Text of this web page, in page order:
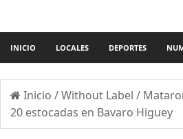
INICIO LOCALES DEPORTES
Inicio /Without Label /
20 estocadas en Bavaro Higuey